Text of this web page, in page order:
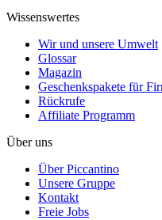
Wissenswertes
Wir und unsere Umwelt
Glossar
Magazin
Geschenkspakete für
Rückrufe
Affiliate Programm
Über uns
Über Piccantino
Unsere Gruppe
Kontakt
Freie Jobs